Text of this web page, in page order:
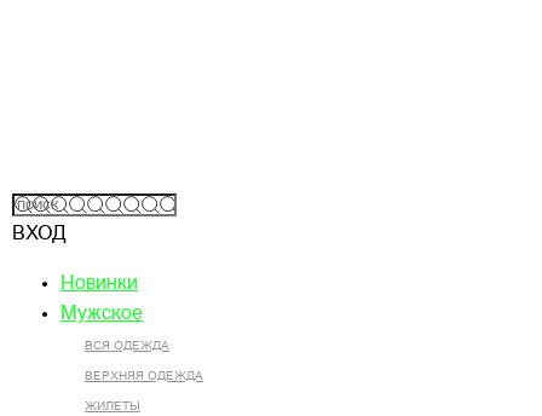
ВХОД
Новинки
Мужское
ВСЯ ОДЕЖДА
ВЕРХНЯЯ ОДЕЖДА
ЖИЛЕТЫ